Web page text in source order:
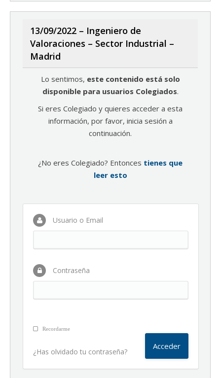
13/09/2022 – Ingeniero de
Valoraciones – Sector Industrial –
Madrid
Lo sentimos, este contenido está solo
disponible para usuarios Colegiados.
Si eres Colegiado y quieres acceder a esta
información, por favor, inicia sesión a
continuación.
¿No eres Colegiado? Entonces tienes que
leer esto
Usuario o Email
Contraseña
Recordarme
¿Has olvidado tu contraseña?